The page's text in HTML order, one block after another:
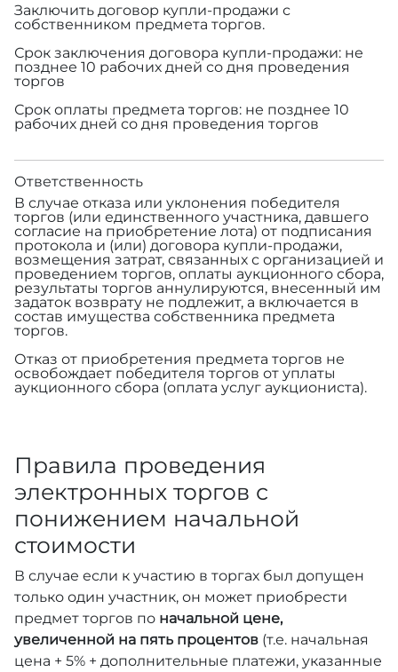
Заключить договор купли-продажи с
собственником предмета торгов.
Срок заключения договора купли-продажи: не
позднее 10 рабочих дней со дня проведения
торгов
Срок оплаты предмета торгов: не позднее 10
рабочих дней со дня проведения торгов
Ответственность
В случае отказа или уклонения победителя
торгов (или единственного участника, давшего
согласие на приобретение лота) от подписания
протокола и (или) договора купли-продажи,
возмещения затрат, связанных с организацией и
проведением торгов, оплаты аукционного сбора,
результаты торгов аннулируются, внесенный им
задаток возврату не подлежит, а включается в
состав имущества собственника предмета
торгов.
Отказ от приобретения предмета торгов не
освобождает победителя торгов от уплаты
аукционного сбора (оплата услуг аукциониста).
Правила проведения
электронных торгов с
понижением начальной
стоимости
В случае если к участию в торгах был допущен
только один участник, он может приобрести
предмет торгов по начальной цене,
увеличенной на пять процентов (т.е. начальная
цена + 5% + дополнительные платежи, указанные